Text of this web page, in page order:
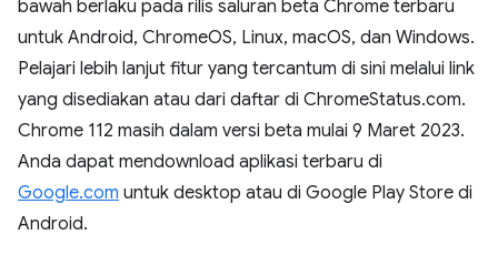
bawah berlaku pada rilis saluran beta Chrome terbaru
untuk Android, ChromeOS, Linux, macOS, dan Windows.
Pelajari lebih lanjut fitur yang tercantum di sini melalui link
yang disediakan atau dari daftar di ChromeStatus.com.
Chrome 112 masih dalam versi beta mulai 9 Maret 2023.
Anda dapat mendownload aplikasi terbaru di
Google.com untuk desktop atau di Google Play Store di
Android.